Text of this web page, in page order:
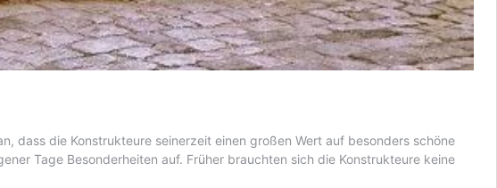
dass die Konstrukteure seinerzeit einen großen Wert auf besonders schöne
Tage Besonderheiten auf. Früher brauchten sich die Konstrukteure keine